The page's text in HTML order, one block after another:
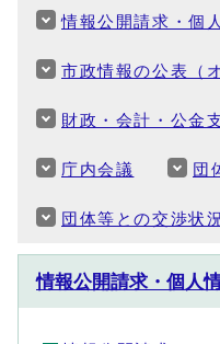
情報公開請求・個
市政情報の公表（
財政・会計・公金
庁内会議 団
団体等との交渉状況
情報公開請求・個人